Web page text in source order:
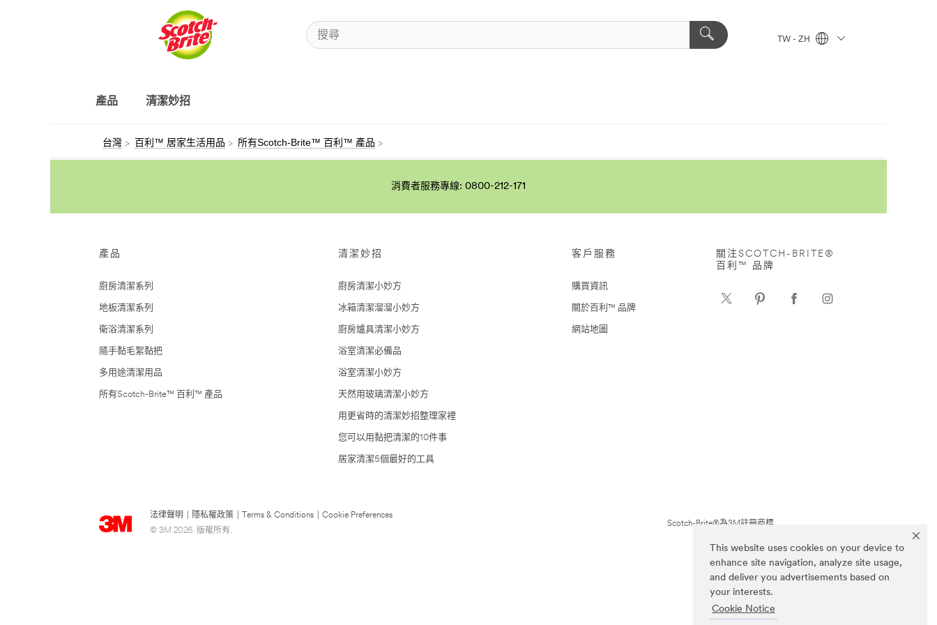
This website uses cookies on your device to
enhance site navigation, analyze site usage,
and deliver you advertisements based on
your interests.
Cookie Notice
TW - ZH
產品 清潔妙招
台灣 百利™ 居家生活用品 所有Scotch-Brite™ 百利™ 產品
消費者服務專線: 0800-212-171
產品
廚房清潔系列
地板清潔系列
衛浴清潔系列
隨手黏毛絮黏把
多用途清潔用品
所有Scotch-Brite™ 百利™ 產品
清潔妙招
廚房清潔小妙方
冰箱清潔溜溜小妙方
廚房爐具清潔小妙方
浴室清潔必備品
浴室清潔小妙方
天然用玻璃清潔小妙方
用更省時的清潔妙招整理家裡
您可以用黏把清潔的10件事
居家清潔5個最好的工具
客戶服務
購買資訊
關於百利™ 品牌
網站地圖
法律聲明 隱私權政策 Terms & Conditions
Cookie Preferences
© 3M 2026. 版權所有.
關注SCOTCH-BRITE®
百利™ 品牌
Scotch-Brite®為3M註冊商標